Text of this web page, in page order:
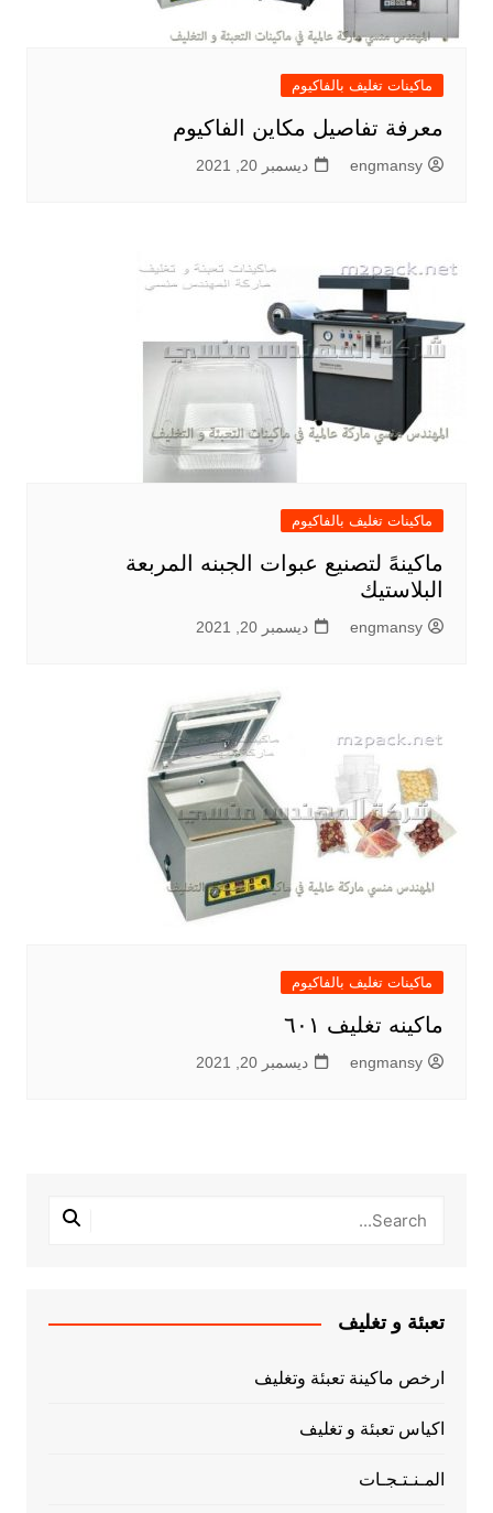
ماكينات تغليف بالفاكيوم
معرفة تفاصيل مكاين الفاكيوم
engmansy ديسمبر 20, 2021
ماكينات تغليف بالفاكيوم
ماكينهً لتصنيع عبوات الجبنه المربعة
البلاستيك
engmansy ديسمبر 20, 2021
ماكينات تغليف بالفاكيوم
ماكينه تغليف ٦٠١
engmansy ديسمبر 20, 2021
تعبئة و تغليف
ارخص ماكينة تعبئة وتغليف
اكياس تعبئة و تغليف
المـنـتـجـات